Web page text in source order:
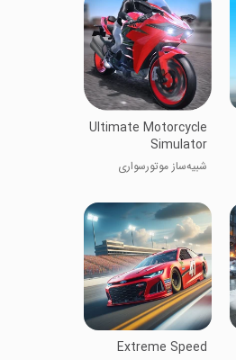
Ultimate Motorcycle
Simulator
شبیه‌ساز موتورسواری
Extreme Speed